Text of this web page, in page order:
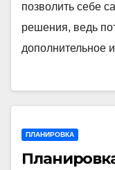
позволить себе
решения, ведь
дополнительное
ПЛАНИРОВКА